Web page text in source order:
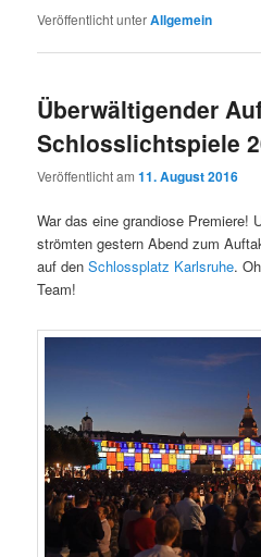
Veröffentlicht unterAllgemein
Überwältigender
Schlosslichtspiele
Veröffentlicht am11. August 2016
War das eine grandiose Premiere!
strömten gestern Abend zum
auf denSchlossplatz Karlsruhe.
Team!